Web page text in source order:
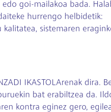
goi-mailakoa bada.
hurrengo helbidetik:
sistemaren
IKASTOLArenak dira.
bat erabiltzea da.
kontra eginez gero,